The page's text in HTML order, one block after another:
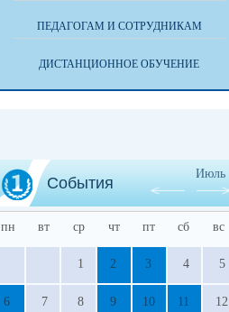
ПЕДАГОГАМ И СОТРУДНИКАМ
ДИСТАНЦИОННОЕ ОБУЧЕНИЕ
События
Июль
пн вт ср чт пт сб вс
1 2 3 4 5
6 7 8 9 10 11 12